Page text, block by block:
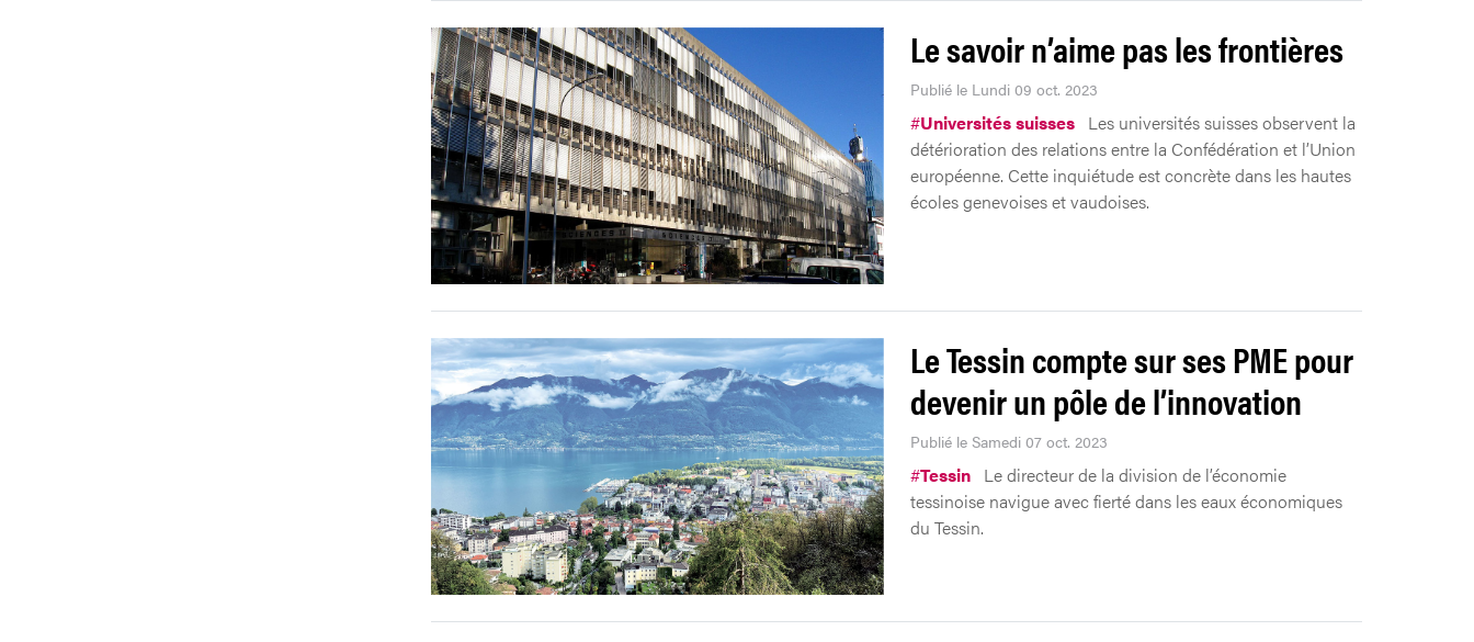
Le savoir n’aime pas les frontières
Publié le Lundi 09 oct. 2023
#Universités suisses Les universités suisses observent la
détérioration des relations entre la Confédération et l’Union
européenne. Cette inquiétude est concrète dans les hautes
écoles genevoises et vaudoises.
Le Tessin compte sur ses PME pour
devenir un pôle de l’innovation
Publié le Samedi 07 oct. 2023
#Tessin Le directeur de la division de l’économie
tessinoise navigue avec fierté dans les eaux économiques
du Tessin.